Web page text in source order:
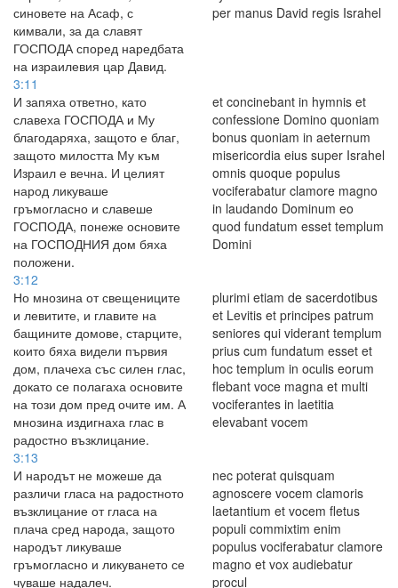
синовете на Асаф, с
кимвали, за да славят
ГОСПОДА според наредбата
на израилевия цар Давид.
per manus David regis Israhel
3:11
И запяха ответно, като
славеха ГОСПОДА и Му
благодаряха, защото е благ,
защото милостта Му към
Израил е вечна. И целият
народ ликуваше
гръмогласно и славеше
ГОСПОДА, понеже основите
на ГОСПОДНИЯ дом бяха
положени.
et concinebant in hymnis et
confessione Domino quoniam
bonus quoniam in aeternum
misericordia eius super Israhel
omnis quoque populus
vociferabatur clamore magno
in laudando Dominum eo
quod fundatum esset templum
Domini
3:12
Но мнозина от свещениците
и левитите, и главите на
бащините домове, старците,
които бяха видели първия
дом, плачеха със силен глас,
докато се полагаха основите
на този дом пред очите им. А
мнозина издигнаха глас в
радостно възклицание.
plurimi etiam de sacerdotibus
et Levitis et principes patrum
seniores qui viderant templum
prius cum fundatum esset et
hoc templum in oculis eorum
flebant voce magna et multi
vociferantes in laetitia
elevabant vocem
3:13
И народът не можеше да
различи гласа на радостното
възклицание от гласа на
плача сред народа, защото
народът ликуваше
гръмогласно и ликуването се
чуваше надалеч.
nec poterat quisquam
agnoscere vocem clamoris
laetantium et vocem fletus
populi commixtim enim
populus vociferabatur clamore
magno et vox audiebatur
procul